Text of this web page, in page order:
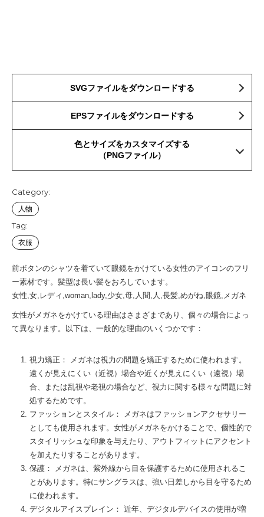
SVGファイルをダウンロードする
EPSファイルをダウンロードする
色とサイズをカスタマイズする
（PNGファイル）
Category:
人物
Tag:
衣服
前ボタンのシャツを着ていて眼鏡をかけている女性のアイコンのフリ
ー素材です。髪型は長い髪をおろしています。
女性,女,レディ,woman,lady,少女,母,人間,人,長髪,めがね,眼鏡,メガネ
女性がメガネをかけている理由はさまざまであり、個々の場合によっ
て異なります。以下は、一般的な理由のいくつかです：
視力矯正： メガネは視力の問題を矯正するために使われます。
遠くが見えにくい（近視）場合や近くが見えにくい（遠視）場
合、または乱視や老視の場合など、視力に関する様々な問題に対
処するためです。
ファッションとスタイル： メガネはファッションアクセサリー
としても使用されます。女性がメガネをかけることで、個性的で
スタイリッシュな印象を与えたり、アウトフィットにアクセント
を加えたりすることがあります。
保護： メガネは、紫外線から目を保護するために使用されるこ
とがあります。特にサングラスは、強い日差しから目を守るため
に使われます。
デジタルアイスプレイン： 近年、デジタルデバイスの使用が増